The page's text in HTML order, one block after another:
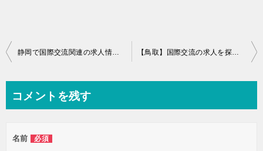
投
ビ
ー
静岡で国際交流関連の求人情報を探す時に役立つサイト5選 【鳥取】国際交流の求人を探すにはハローワークをチェック！
コメントを残す
名前 必須